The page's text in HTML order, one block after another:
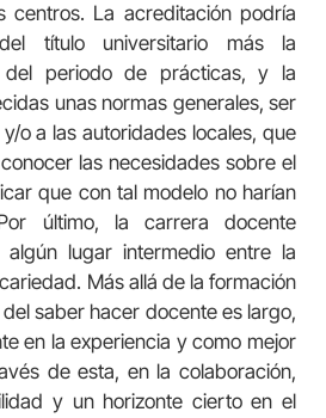
centros. La acreditación podría
título universitario más la
del periodo de prácticas, y la
unas normas generales, ser
o a las autoridades locales, que
las necesidades sobre el
que con tal modelo no harían
último, la carrera docente
lugar intermedio entre la
Más allá de la formación
saber hacer docente es largo,
en la experiencia y como mejor
de esta, en la colaboración,
y un horizonte cierto en el